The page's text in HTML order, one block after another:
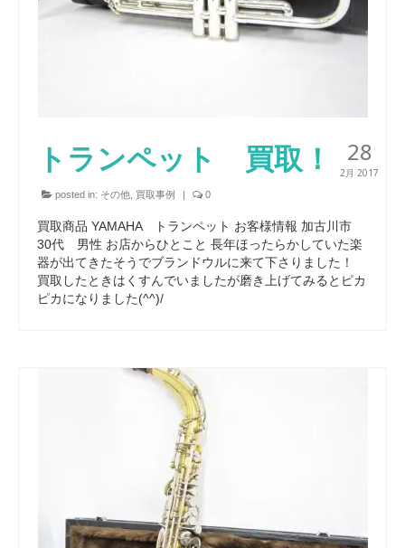
28
2月 2017
トランペット 買取！
posted in: その他 買取事例 | 0
買取商品 YAMAHA トランペット お客様情報 加古川市
30代 男性 お店からひとこと 長年ほったらかしていた楽
器が出てきたそうでブランドウルに来て下さりました！
買取したときはくすんでいましたが磨き上げてみるとピカ
ピカになりました(^^)/